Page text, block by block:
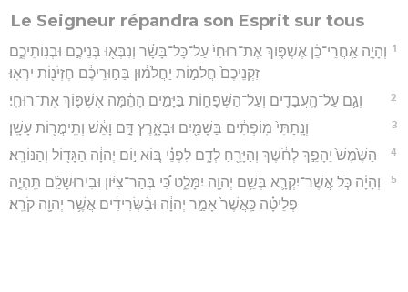
Le Seigneur répandra son Esprit sur tous
1 וְהָיָ֣ה אַֽחֲרֵי־כֵ֗ן אֶשְׁפּ֤וֹךְ אֶת־רוּחִי֙ עַל־כָּל־בָּשָׂ֔ר וְנִבְּא֖וּ בְּנֵיכֶ֣ם וּבְנֽוֹתֵיכֶ֑ם
זִקְנֵיכֶם֙ חֲלֹמ֣וֹת יַחֲלֹמ֔וּן בַּח֣וּרֵיכֶ֔ם חֶזְיֹנ֖וֹת יִרְאֽוּ׃
2 וְגַ֥ם עַל־הָֽעֲבָדִ֖ים וְעַל־הַשְּׁפָח֑וֹת בַּיָּמִ֣ים הָהֵ֔מָּה אֶשְׁפּ֖וֹךְ אֶת־רוּחִֽי׃
3 וְנָֽתַתִּי֙ מֽוֹפְתִ֔ים בַּשָּׁמַ֖יִם וּבָאָ֑רֶץ דָּ֣ם וָאֵ֔שׁ וְתִֽימֲר֖וֹת עָשָֽׁן׃
4 הַשֶּׁ֙מֶשׁ֙ יֵהָפֵ֣ךְ לְחֹ֔שֶׁךְ וְהַיָּרֵ֖חַ לְדָ֑ם לִפְנֵ֗י בּ֚וֹא י֣וֹם יְהוָ֔ה הַגָּד֖וֹל וְהַנּוֹרָֽא׃
5
וְהָיָ֗ה כֹּ֧ל אֲשֶׁר־יִקְרָ֛א בְּשֵׁ֥ם יְהוָ֖ה יִמָּלֵ֑ט כִּ֠י בְּהַר־צִיּ֨וֹן וּבִירוּשָׁלִַ֜ם תִּֽהְיֶ֣ה
פְלֵיטָ֗ה כַּֽאֲשֶׁר֙ אָמַ֣ר יְהוָ֔ה וּבַ֨שְּׂרִידִ֔ים אֲשֶׁ֥ר יְהוָ֖ה קֹרֵֽא׃